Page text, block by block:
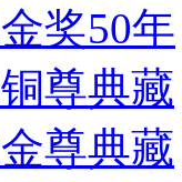
奖50年
尊典藏
尊典藏